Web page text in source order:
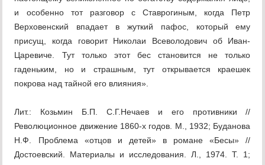
Лит.: Козьмин Б.П. С.Г.Нечаев и его противники //
Революционное движение 1860-х годов. М., 1932; Буданова
Н.Ф. Проблема «отцов и детей» в романе «Бесы» //
Достоевский. Материалы и исследования. Л., 1974. Т. 1;